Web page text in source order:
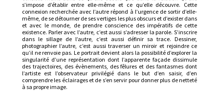
s’impose d’établir entre elle-même et ce qu’elle découvre. Cette
connexion recherchée avec l’autre répond à l’urgence de sortir d’elle-
même, de se détourner de ses vertiges les plus obscurs et d’exister dans
et avec le monde, de prendre conscience des impératifs de cette
existence. Parler avec l’autre, c’est aussi s’adresser la parole. S’inscrire
dans le sillage de l’autre, c’est aussi définir sa trace. Dessiner,
photographier l’autre, c’est aussi traverser un miroir et rejoindre ce
qu’il ne renvoie pas. Le portrait devient alors la possibilité d’explorer la
singularité d’une représentation dont l’apparente façade dissimule
des trajectoires, des évènements, des fêlures et des fantasmes dont
l’artiste est l’observateur privilégié dans le but d’en saisir, d’en
comprendre les éclairages et de s’en servir pour donner plus de netteté
à sa propre image.